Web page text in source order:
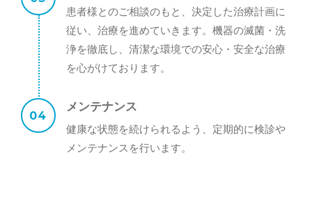
患者様とのご相談のもと、決定した治療計画に
従い、治療を進めていきます。機器の滅菌・洗
浄を徹底し、清潔な環境での安心・安全な治療
を心がけております。
メンテナンス
健康な状態を続けられるよう、定期的に検診や
メンテナンスを行います。